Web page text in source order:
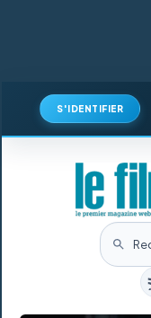
S'IDENTIFIER